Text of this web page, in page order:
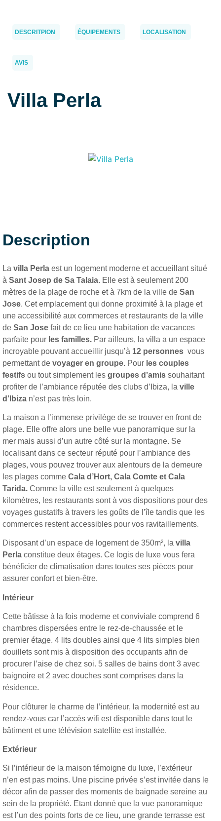
DESCRITPION ÉQUIPEMENTS LOCALISATION
AVIS
Villa Perla
Description
La villa Perla est un logement moderne et accueillant situé
à Sant Josep de Sa Talaia. Elle est à seulement 200
mètres de la plage de roche et à 7km de la ville de San
Jose. Cet emplacement qui donne proximité à la plage et
une accessibilité aux commerces et restaurants de la ville
de San Jose fait de ce lieu une habitation de vacances
parfaite pour les familles. Par ailleurs, la villa a un espace
incroyable pouvant accueillir jusqu’à 12 personnes vous
permettant de voyager en groupe. Pour les couples
festifs ou tout simplement les groupes d’amis souhaitant
profiter de l’ambiance réputée des clubs d’Ibiza, la ville
d’Ibiza n’est pas très loin.
La maison a l’immense privilège de se trouver en front de
plage. Elle offre alors une belle vue panoramique sur la
mer mais aussi d’un autre côté sur la montagne. Se
localisant dans ce secteur réputé pour l’ambiance des
plages, vous pouvez trouver aux alentours de la demeure
les plages comme Cala d’Hort, Cala Comte et Cala
Tarida. Comme la ville est seulement à quelques
kilomètres, les restaurants sont à vos dispositions pour des
voyages gustatifs à travers les goûts de l’île tandis que les
commerces restent accessibles pour vos ravitaillements.
Disposant d’un espace de logement de 350m², la villa
Perla constitue deux étages. Ce logis de luxe vous fera
bénéficier de climatisation dans toutes ses pièces pour
assurer confort et bien-être.
Intérieur
Cette bâtisse à la fois moderne et conviviale comprend 6
chambres dispersées entre le rez-de-chaussée et le
premier étage. 4 lits doubles ainsi que 4 lits simples bien
douillets sont mis à disposition des occupants afin de
procurer l’aise de chez soi. 5 salles de bains dont 3 avec
baignoire et 2 avec douches sont comprises dans la
résidence.
Pour clôturer le charme de l’intérieur, la modernité est au
rendez-vous car l’accès wifi est disponible dans tout le
bâtiment et une télévision satellite est installée.
Extérieur
Si l’intérieur de la maison témoigne du luxe, l’extérieur
n’en est pas moins. Une piscine privée s’est invitée dans le
décor afin de passer des moments de baignade sereine au
sein de la propriété. Etant donné que la vue panoramique
est l’un des points forts de ce lieu, une grande terrasse est